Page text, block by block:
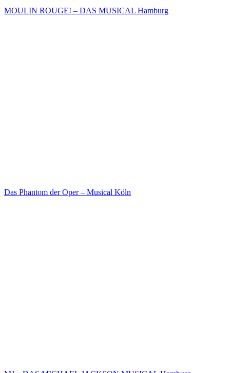
MOULIN ROUGE! – DAS MUSICAL Hamburg
Das Phantom der Oper – Musical Köln